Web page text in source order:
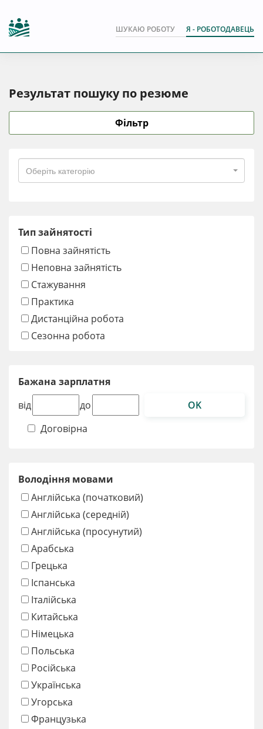
ШУКАЮ РОБОТУ Я - РОБОТОДАВЕЦЬ
Результат пошуку по резюме
Фільтр
Оберіть категорію
Тип зайнятості
Повна зайнятість
Неповна зайнятість
Стажування
Практика
Дистанційна робота
Сезонна робота
Бажана зарплатня
від
до
OK
Договірна
Володіння мовами
Англійська (початковий)
Англійська (середній)
Англійська (просунутий)
Арабська
Грецька
Іспанська
Італійська
Китайська
Німецька
Польська
Російська
Українська
Угорська
Французька